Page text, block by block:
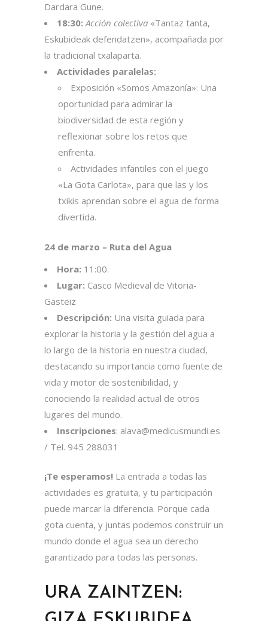
Dardara Gune.
18:30: Acción colectiva «Tantaz tanta,
Eskubideak defendatzen», acompañada por
la tradicional txalaparta.
Actividades paralelas:
Exposición «Somos Amazonía»: Una
oportunidad para admirar la
biodiversidad de esta región y
reflexionar sobre los retos que
enfrenta.
Actividades infantiles con el juego
«La Gota Carlota», para que las y los
txikis aprendan sobre el agua de forma
divertida.
24 de marzo – Ruta del Agua
Hora: 11:00.
Lugar: Casco Medieval de Vitoria-
Gasteiz
Descripción: Una visita guiada para
explorar la historia y la gestión del agua a
lo largo de la historia en nuestra ciudad,
destacando su importancia como fuente de
vida y motor de sostenibilidad, y
conociendo la realidad actual de otros
lugares del mundo.
Inscripciones: alava@medicusmundi.es
/ Tel. 945 288031
¡Te esperamos! La entrada a todas las
actividades es gratuita, y tu participación
puede marcar la diferencia. Porque cada
gota cuenta, y juntas podemos construir un
mundo donde el agua sea un derecho
garantizado para todas las personas.
URA ZAINTZEN: